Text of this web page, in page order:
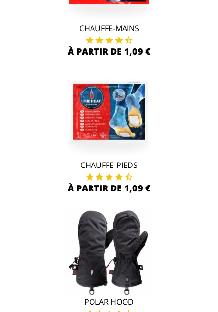
CHAUFFE-MAINS
À PARTIR DE 1,09 €
CHAUFFE-PIEDS
À PARTIR DE 1,09 €
POLAR HOOD